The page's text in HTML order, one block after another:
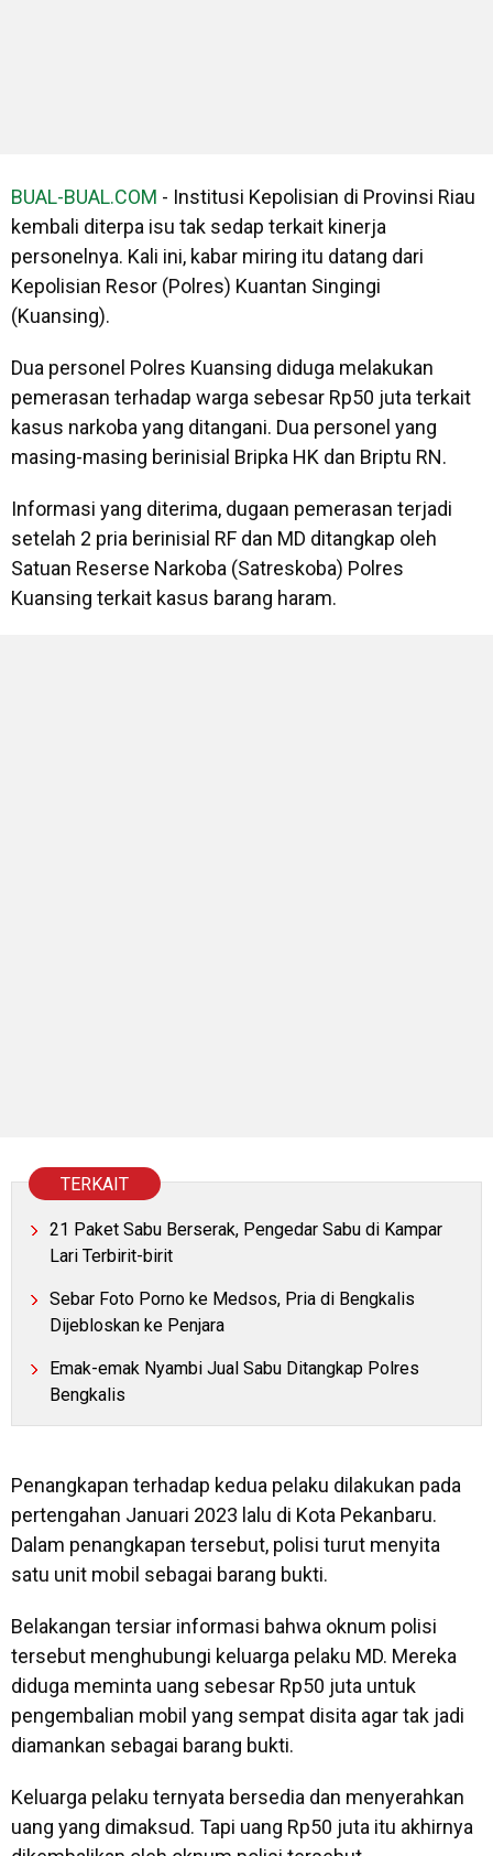
BUAL-BUAL.COM - Institusi Kepolisian di Provinsi Riau
kembali diterpa isu tak sedap terkait kinerja
personelnya. Kali ini, kabar miring itu datang dari
Kepolisian Resor (Polres) Kuantan Singingi
(Kuansing).
Dua personel Polres Kuansing diduga melakukan
pemerasan terhadap warga sebesar Rp50 juta terkait
kasus narkoba yang ditangani. Dua personel yang
masing-masing berinisial Bripka HK dan Briptu RN.
Informasi yang diterima, dugaan pemerasan terjadi
setelah 2 pria berinisial RF dan MD ditangkap oleh
Satuan Reserse Narkoba (Satreskoba) Polres
Kuansing terkait kasus barang haram.
TERKAIT
21 Paket Sabu Berserak, Pengedar Sabu di Kampar
Lari Terbirit-birit
Sebar Foto Porno ke Medsos, Pria di Bengkalis
Dijebloskan ke Penjara
Emak-emak Nyambi Jual Sabu Ditangkap Polres
Bengkalis
Penangkapan terhadap kedua pelaku dilakukan pada
pertengahan Januari 2023 lalu di Kota Pekanbaru.
Dalam penangkapan tersebut, polisi turut menyita
satu unit mobil sebagai barang bukti.
Belakangan tersiar informasi bahwa oknum polisi
tersebut menghubungi keluarga pelaku MD. Mereka
diduga meminta uang sebesar Rp50 juta untuk
pengembalian mobil yang sempat disita agar tak jadi
diamankan sebagai barang bukti.
Keluarga pelaku ternyata bersedia dan menyerahkan
uang yang dimaksud. Tapi uang Rp50 juta itu akhirnya